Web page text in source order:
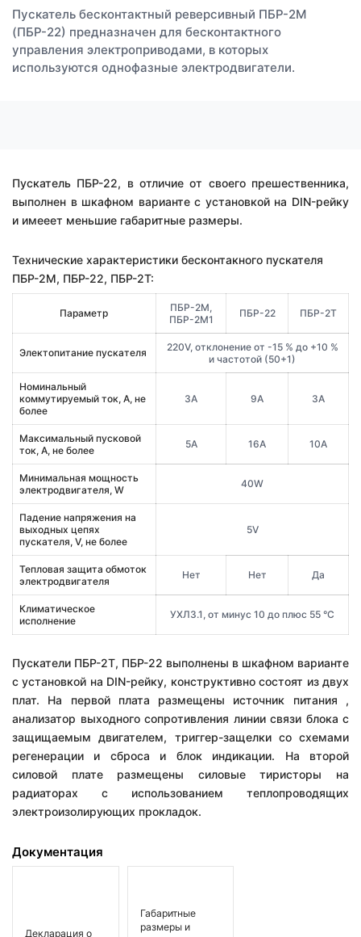
Пускатель бесконтактный реверсивный ПБР-2М
(ПБР-22) предназначен для бесконтактного
управления электроприводами, в которых
используются однофазные электродвигатели.
Пускатель ПБР-22, в отличие от своего прешественника,
выполнен в шкафном варианте с установкой на DIN-рейку
и имееет меньшие габаритные размеры.
Технические характеристики бесконтакного пускателя
ПБР-2М, ПБР-22, ПБР-2Т:
Параметр
ПБР-2М,
ПБР-2М1
ПБР-22 ПБР-2Т
Электопитание пускателя
220V, отклонение от -15 % до +10 %
и частотой (50+1)
Номинальный
коммутируемый ток, А, не
более
3А 9А 3А
Максимальный пусковой
ток, А, не более
5А 16А 10А
Минимальная мощность
электродвигателя, W
40W
Падение напряжения на
выходных цепях
пускателя, V, не более
5V
Тепловая защита обмоток
электродвигателя
Нет Нет Да
Климатическое
исполнение
УХЛ3.1, от минус 10 до плюс 55 °С
Пускатели ПБР-2Т, ПБР-22 выполнены в шкафном варианте
с установкой на DIN-рейку, конструктивно состоят из двух
плат. На первой плата размещены источник питания ,
анализатор выходного сопротивления линии связи блока с
защищаемым двигателем, триггер-защелки со схемами
регенерации и сброса и блок индикации. На второй
силовой плате размещены силовые тиристоры на
радиаторах с использованием теплопроводящих
электроизолирующих прокладок.
Документация
Декларация о
Габаритные
размеры и